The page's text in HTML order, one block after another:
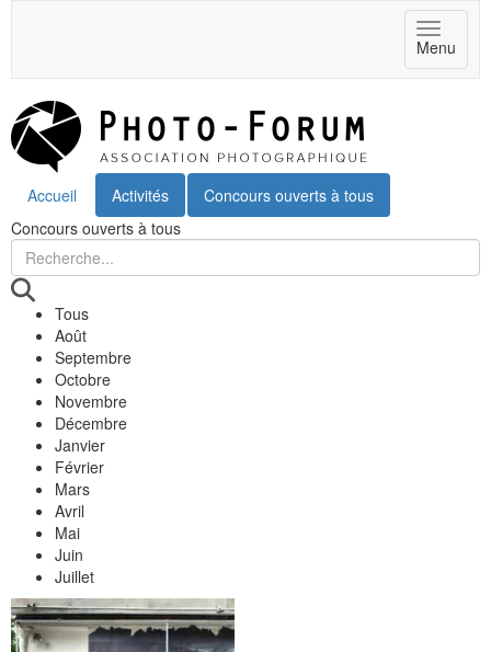
Toggle
Menu
Accueil Activités
Concours ouverts à tous
Concours ouverts à tous
Tous
Août
Septembre
Octobre
Novembre
Décembre
Janvier
Février
Mars
Avril
Mai
Juin
Juillet